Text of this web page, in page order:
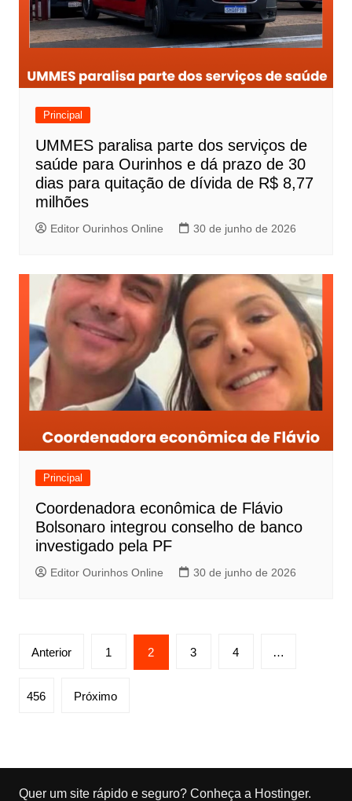
Principal
UMMES paralisa parte dos serviços de
saúde para Ourinhos e dá prazo de 30
dias para quitação de dívida de R$ 8,77
milhões
Editor Ourinhos Online 30 de junho de 2026
Principal
Coordenadora econômica de Flávio
Bolsonaro integrou conselho de banco
investigado pela PF
Editor Ourinhos Online 30 de junho de 2026
g
a
ç
Anterior 1 2 3 4 …
456 Próximo
Quer um site rápido e seguro? Conheça a Hostinger.